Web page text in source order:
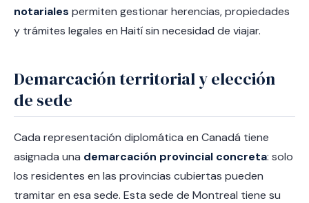
notariales permiten gestionar herencias, propiedades
y trámites legales en Haití sin necesidad de viajar.
Demarcación territorial y elección
de sede
Cada representación diplomática en Canadá tiene
asignada una demarcación provincial concreta: solo
los residentes en las provincias cubiertas pueden
tramitar en esa sede. Esta sede de Montreal tiene su